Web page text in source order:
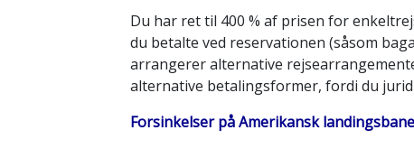
Du har ret til 400 % af prisen for
du betalte ved reservationen (såsom
arrangerer alternative
alternative betalingsformer, fordi du
Forsinkelser på Amerikansk landingsbane